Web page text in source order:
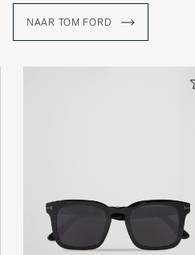
NAAR TOM FORD